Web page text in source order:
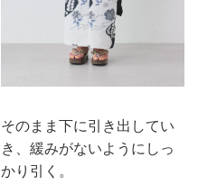
そのまま下に引き出してい
き、緩みがないようにしっ
かり引く。